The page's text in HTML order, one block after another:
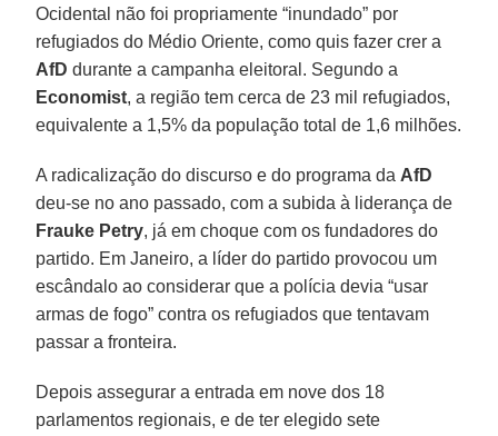
Ocidental não foi propriamente “inundado” por
refugiados do Médio Oriente, como quis fazer crer a
AfD durante a campanha eleitoral. Segundo a
Economist, a região tem cerca de 23 mil refugiados,
equivalente a 1,5% da população total de 1,6 milhões.
A radicalização do discurso e do programa da AfD
deu-se no ano passado, com a subida à liderança de
Frauke Petry, já em choque com os fundadores do
partido. Em Janeiro, a líder do partido provocou um
escândalo ao considerar que a polícia devia “usar
armas de fogo” contra os refugiados que tentavam
passar a fronteira.
Depois assegurar a entrada em nove dos 18
parlamentos regionais, e de ter elegido sete